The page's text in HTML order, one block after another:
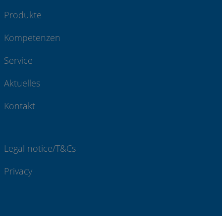
Produkte
Kompetenzen
Service
Aktuelles
Kontakt
Legal notice/T&Cs
Privacy